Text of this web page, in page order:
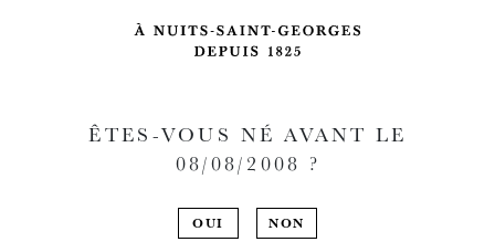
ÊTES-VOUS NÉ AVANT LE
08/08/2008 ?
OUI NON